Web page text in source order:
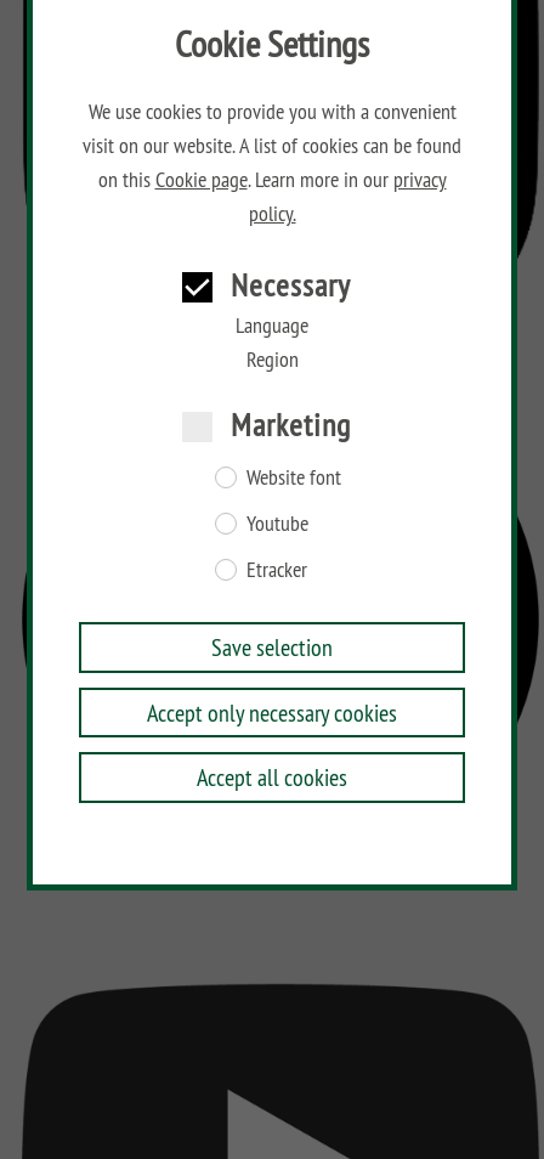
Cookie Settings
We use cookies to provide you with a convenient
visit on our website. A list of cookies can be found
on thisCookie page. Learn more in our privacy
policy.
Necessary
Language
Region
Marketing
Website font
Youtube
Etracker
Save selection
Accept only necessary cookies
Accept all cookies